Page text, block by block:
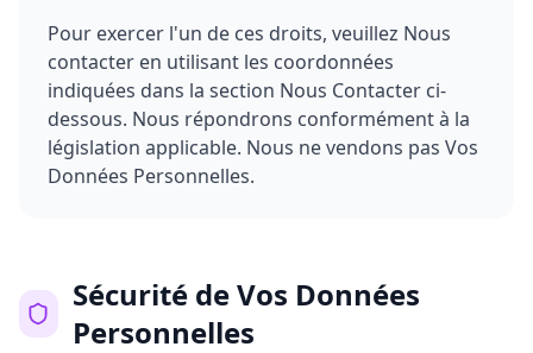
Pour exercer l'un de ces droits, veuillez Nous
contacter en utilisant les coordonnées
indiquées dans la section Nous Contacter ci-
dessous. Nous répondrons conformément à la
législation applicable. Nous ne vendons pas Vos
Données Personnelles.
Sécurité de Vos Données
Personnelles